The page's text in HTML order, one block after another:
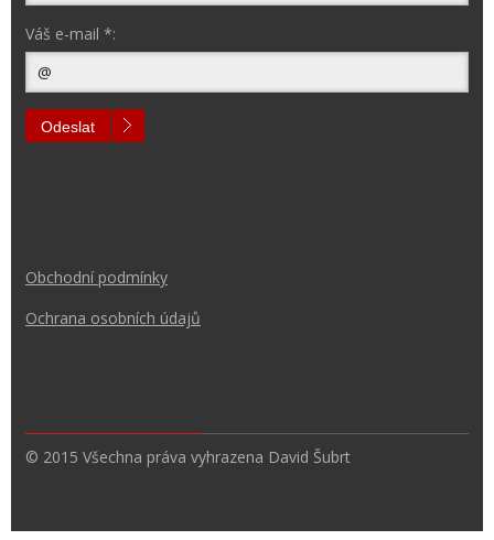
Váš e-mail *:
Odeslat
Obchodní podmínky
Ochrana osobních údajů
© 2015 Všechna práva vyhrazena David Šubrt